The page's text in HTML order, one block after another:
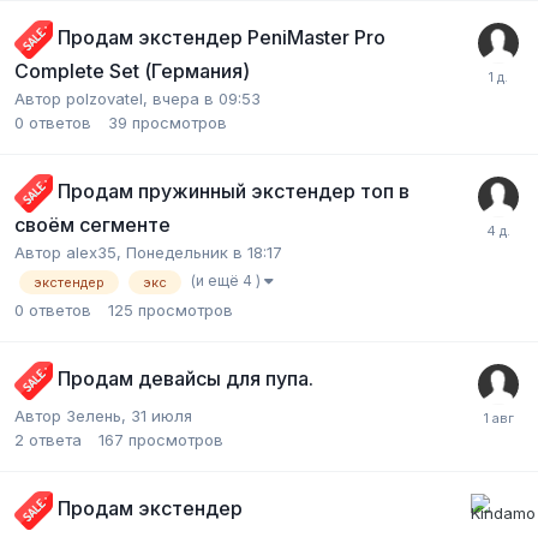
Продам экстендер PeniMaster Pro
Complete Set (Германия)
Автор polzovatel, вчера в 09:53
0 ответов 39 просмотров
Продам пружинный экстендер топ в
своём сегменте
Автор alex35, Понедельник в 18:17
экстендер экс (и ещё 4 )
0 ответов 125 просмотров
Продам девайсы для пупа.
Автор Зелень, 31 июля
2 ответа 167 просмотров
Продам экстендер